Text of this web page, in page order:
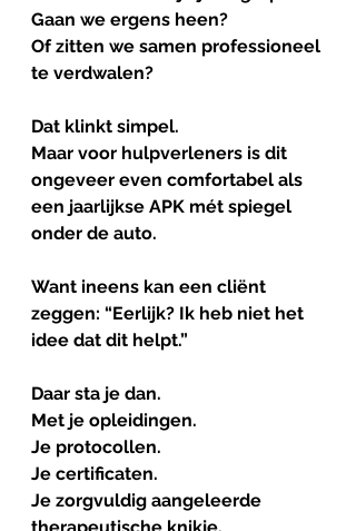
Gaan we ergens heen?
Of zitten we samen professioneel
te verdwalen?
Dat klinkt simpel.
Maar voor hulpverleners is dit
ongeveer even comfortabel als
een jaarlijkse APK mét spiegel
onder de auto.
Want ineens kan een cliënt
zeggen: “Eerlijk? Ik heb niet het
idee dat dit helpt.”
Daar sta je dan.
Met je opleidingen.
Je protocollen.
Je certificaten.
Je zorgvuldig aangeleerde